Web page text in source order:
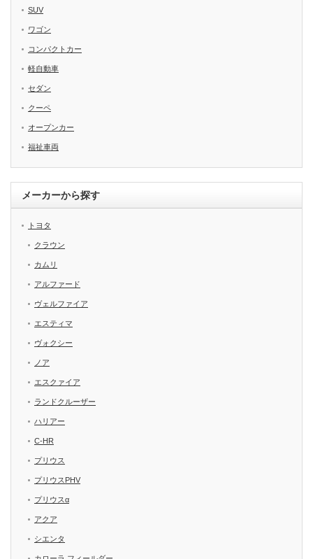
SUV
ワゴン
コンパクトカー
軽自動車
セダン
クーペ
オープンカー
福祉車両
メーカーから探す
トヨタ
クラウン
カムリ
アルファード
ヴェルファイア
エスティマ
ヴォクシー
ノア
エスクァイア
ランドクルーザー
ハリアー
C-HR
プリウス
プリウスPHV
プリウスα
アクア
シエンタ